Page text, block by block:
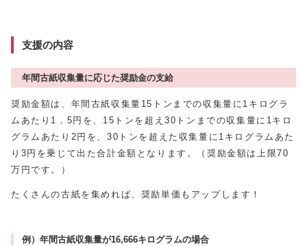
支援の内容
年間古紙収集量に応じた奨励金の支給
奨励金額は、年間古紙収集量15トンまでの収集量に1キログラ
ムあたり1．5円を、15トンを超え30トンまでの収集量に1キロ
グラムあたり2円を、30トンを超えた収集量に1キログラムあた
り3円を乗じて出た合計金額となります。（奨励金額は上限70
万円です。）
たくさんの古紙を集めれば、奨励単価もアップします！
例）年間古紙収集量が16,666キログラムの場合